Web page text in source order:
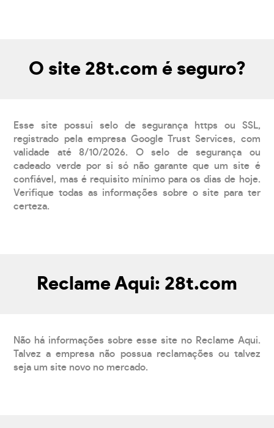
O site 28t.com é seguro?
Esse site possui selo de segurança https ou SSL,
registrado pela empresa Google Trust Services, com
validade até 8/10/2026. O selo de segurança ou
cadeado verde por si só não garante que um site é
confiável, mas é requisito mínimo para os dias de hoje.
Verifique todas as informações sobre o site para ter
certeza.
Reclame Aqui: 28t.com
Não há informações sobre esse site no Reclame Aqui.
Talvez a empresa não possua reclamações ou talvez
seja um site novo no mercado.